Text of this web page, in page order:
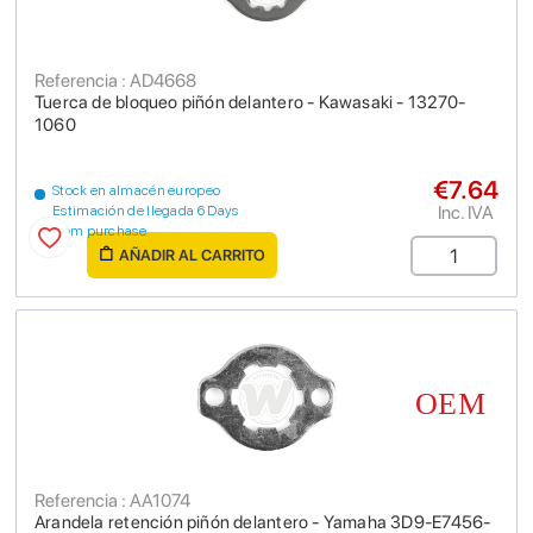
Tuerca de bloqueo piñón delantero - Kawasaki - 13270-
1060
Referencia : AD4668
Stock en almacén europeo
Estimación de llegada 6 Days
from purchase
€7.64
Inc. IVA
AÑADIR AL CARRITO
Arandela retención piñón delantero - Yamaha 3D9-E7456-
Referencia : AA1074